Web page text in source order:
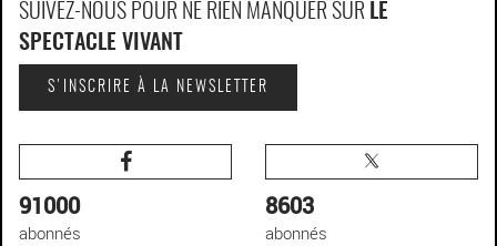
SUIVEZ-NOUS POUR NE RIEN MANQUER SUR LE
SPECTACLE VIVANT
S'INSCRIRE À LA NEWSLETTER
91000
abonnés
8603
abonnés